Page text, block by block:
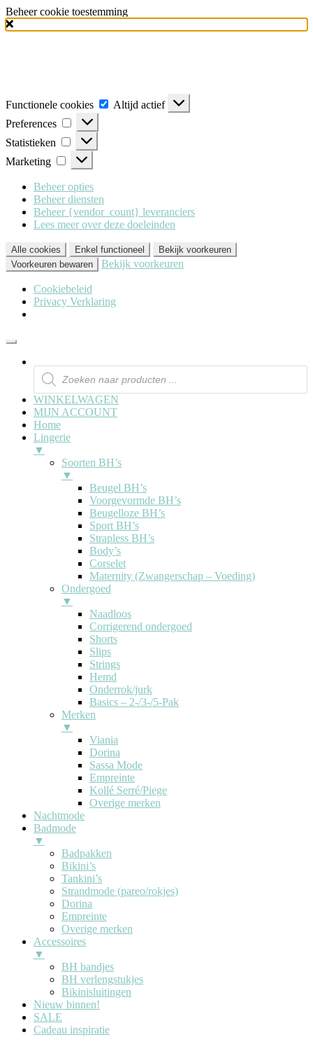
Beheer cookie toestemming
Functionele cookies
Altijd actief
Preferences
Statistieken
Marketing
Beheer opties
Beheer diensten
Beheer {vendor_count} leveranciers
Lees meer over deze doeleinden
Alle cookies Enkel functioneel
Bekijk voorkeuren
Voorkeuren bewaren
Bekijk voorkeuren
Cookiebeleid
Privacy Verklaring
WINKELWAGEN
MIJN ACCOUNT
Home
Lingerie
▼
Soorten BH’s
▼
Beugel BH’s
Voorgevormde BH’s
Beugelloze BH’s
Sport BH’s
Strapless BH’s
Body’s
Corselet
Maternity (Zwangerschap – Voeding)
Ondergoed
▼
Naadloos
Corrigerend ondergoed
Shorts
Slips
Strings
Hemd
Onderrok/jurk
Basics – 2-/3-/5-Pak
Merken
▼
Viania
Dorina
Sassa Mode
Empreinte
Kollé Serré/Piege
Overige merken
Nachtmode
Badmode
▼
Badpakken
Bikini’s
Tankini’s
Strandmode (pareo/rokjes)
Dorina
Empreinte
Overige merken
Accessoires
▼
BH bandjes
BH verlengstukjes
Bikinisluitingen
Nieuw binnen!
SALE
Cadeau inspiratie